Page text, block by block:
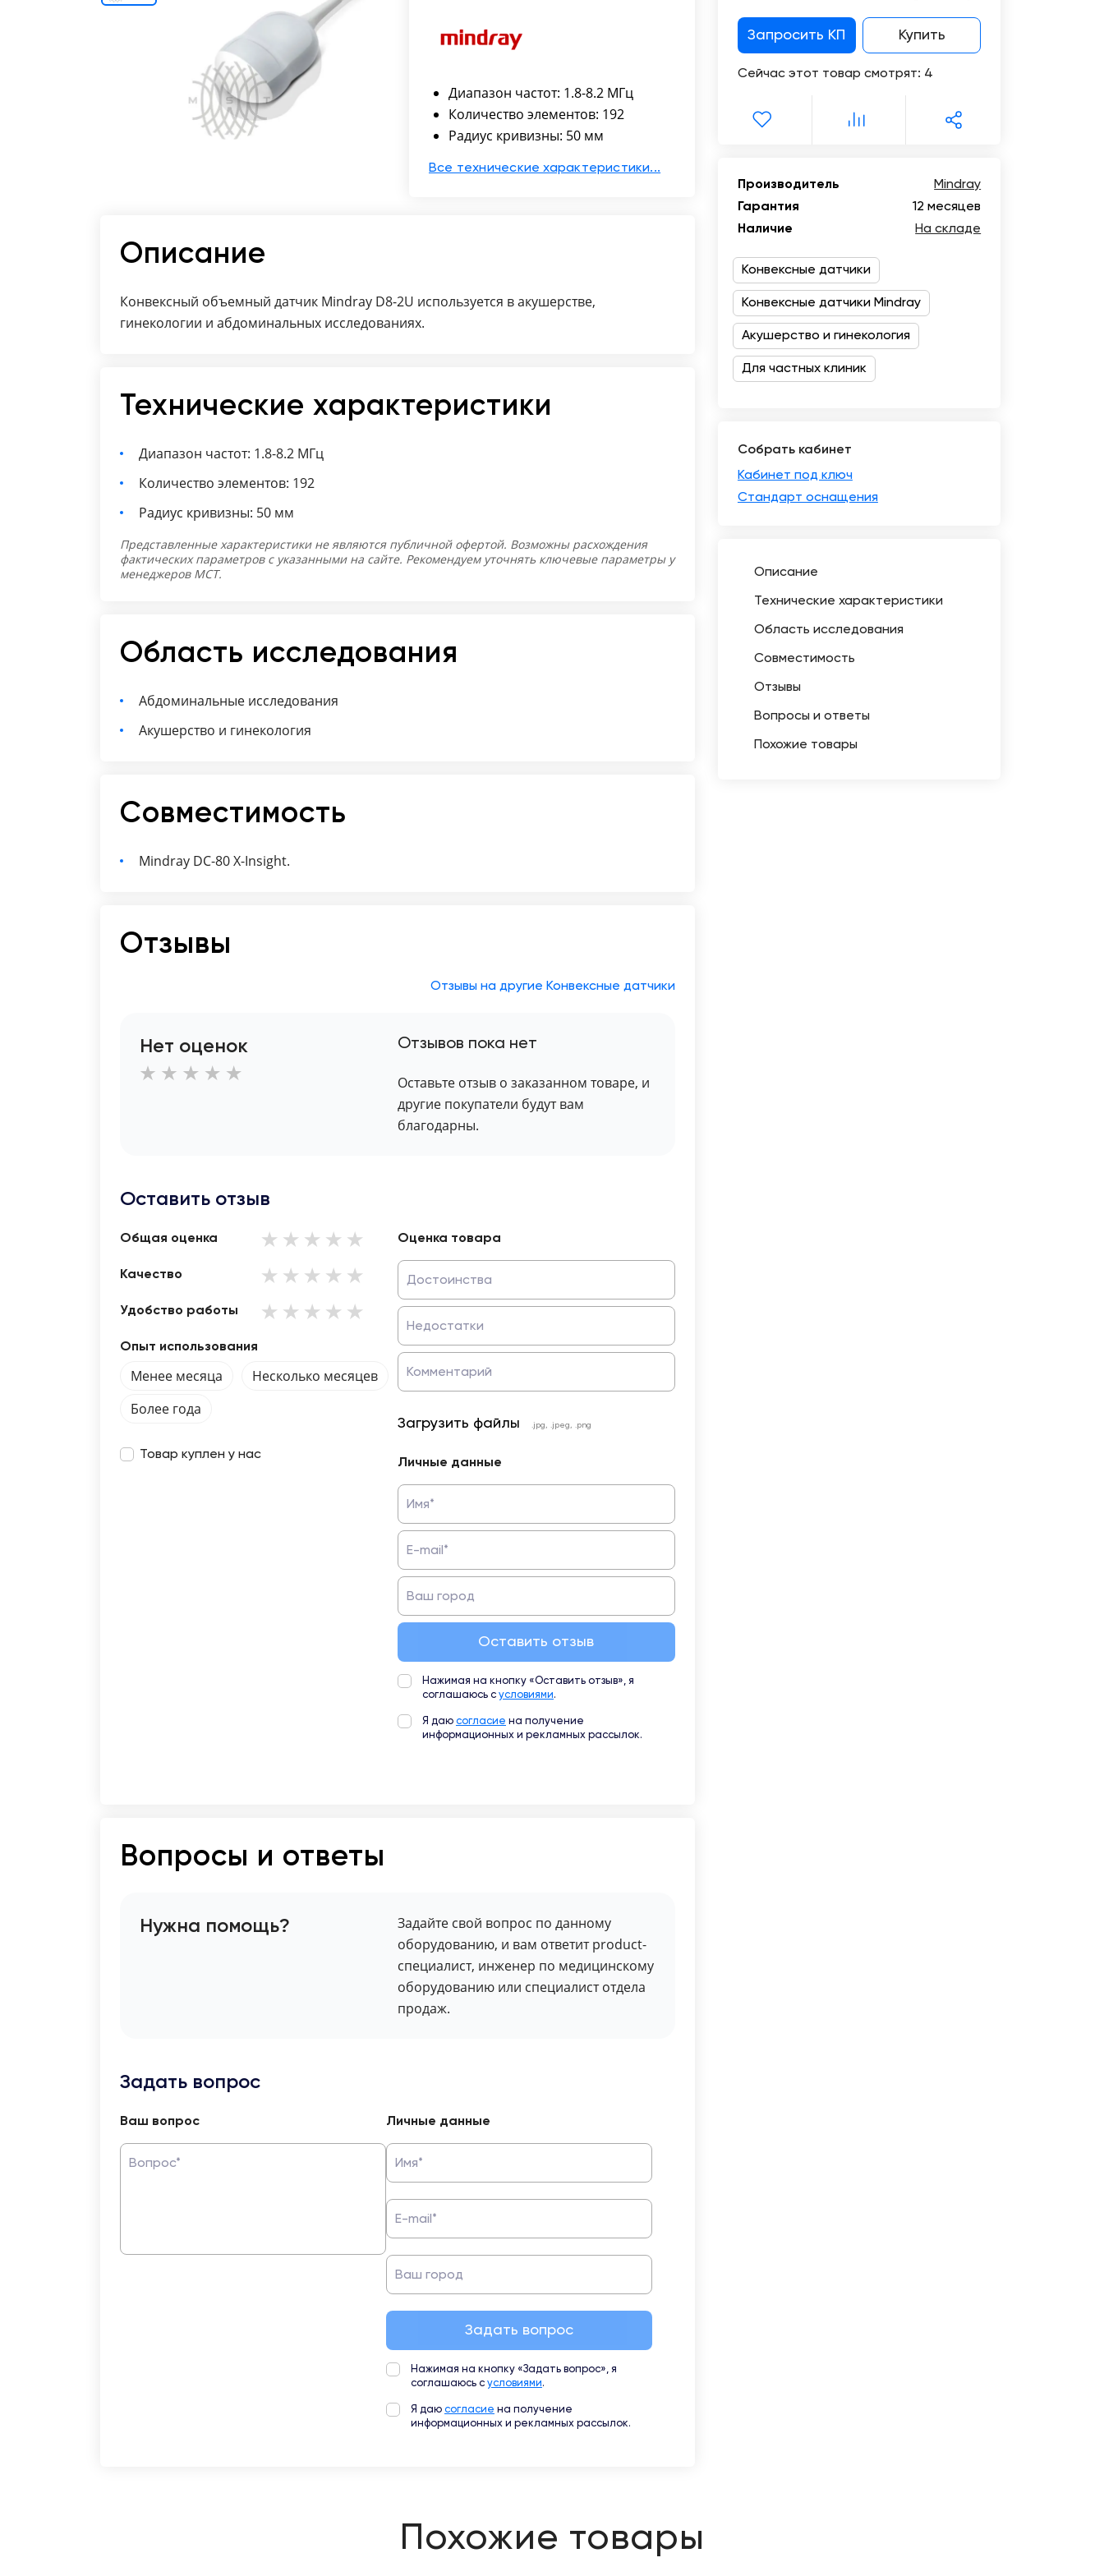
Цифровизация
медицинского
Trade-
Диапазон частот: 1.8-8.2 МГц
Количество элементов: 192
Радиус кривизны: 50 мм
Все технические характеристики...
Описание
Конвексный объемный датчик Mindray D8-2U используется в акушерстве,
гинекологии и абдоминальных исследованиях.
Технические характеристики
Диапазон частот: 1.8-8.2 МГц
Количество элементов: 192
Радиус кривизны: 50 мм
Представленные характеристики не являются публичной офертой. Возможны расхождения
фактических параметров с указанными на сайте. Рекомендуем уточнять ключевые параметры у
менеджеров МСТ.
Область исследования
Абдоминальные исследования
Акушерство и гинекология
Совместимость
Mindray DC-80 X-Insight.
Отзывы
Отзывы на другие Конвексные датчики
Нет оценок Отзывов пока нет
Оставьте отзыв о заказанном товаре, и
другие покупатели будут вам
благодарны.
Оставить отзыв
Общая оценка
Качество
Удобство работы
Опыт использования
Менее месяца
Несколько месяцев
Более года
Товар куплен у нас
Оценка товара
Достоинства
Недостатки
Комментарий
Загрузить файлы .jpg, .jpeg, .png
Личные данные
Имя*
E-mail*
Ваш город
Оставить отзыв
Нажимая на кнопку «Оставить отзыв», я
соглашаюсь с условиями.
Я даю согласие на получение
информационных и рекламных рассылок.
Вопросы и ответы
Нужна помощь?
Задайте свой вопрос по данному
оборудованию, и вам ответит product-
специалист, инженер по медицинскому
оборудованию или специалист отдела
продаж.
Задать вопрос
Ваш вопрос
Вопрос*
Личные данные
Имя*
E-mail*
Ваш город
Задать вопрос
Нажимая на кнопку «Задать вопрос», я
соглашаюсь с условиями.
Я даю согласие на получение
информационных и рекламных рассылок.
Запросить КП Купить
Сейчас этот товар смотрят: 4
Производитель
Mindray
Гарантия
12 месяцев
Наличие
На складе
Конвексные датчики
Конвексные датчики Mindray
Акушерство и гинекология
Для частных клиник
Собрать кабинет
Кабинет под ключ
Стандарт оснащения
Описание
Технические характеристики
Область исследования
Совместимость
Отзывы
Вопросы и ответы
Похожие товары
Похожие товары